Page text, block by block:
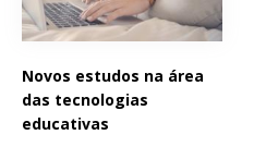
Novos estudos na área
das tecnologias
educativas